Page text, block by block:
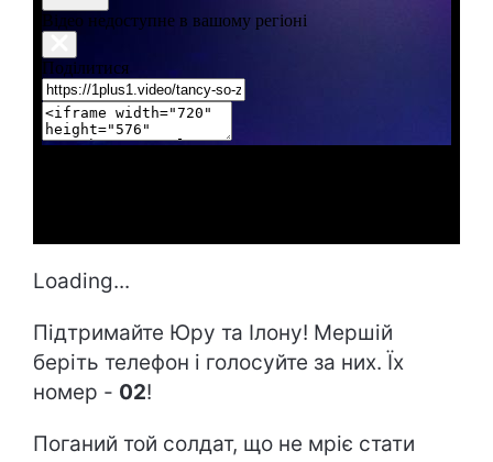
Loading...
Підтримайте Юру та Ілону! Мершій
беріть телефон і голосуйте за них. Їх
номер - 02!
Поганий той солдат, що не мріє стати